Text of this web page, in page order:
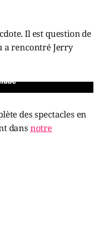
Il est question de
a rencontré Jerry
des spectacles en
dans notre